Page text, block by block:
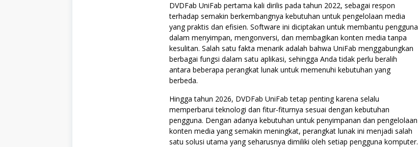
DVDFab UniFab pertama kali dirilis pada tahun 2022, sebagai respon
terhadap semakin berkembangnya kebutuhan untuk pengelolaan media
yang praktis dan efisien. Software ini diciptakan untuk membantu pengguna
dalam menyimpan, mengonversi, dan membagikan konten media tanpa
kesulitan. Salah satu fakta menarik adalah bahwa UniFab menggabungkan
berbagai fungsi dalam satu aplikasi, sehingga Anda tidak perlu beralih
antara beberapa perangkat lunak untuk memenuhi kebutuhan yang
berbeda.
Hingga tahun 2026, DVDFab UniFab tetap penting karena selalu
memperbarui teknologi dan fitur-fiturnya sesuai dengan kebutuhan
pengguna. Dengan adanya kebutuhan untuk penyimpanan dan pengelolaan
konten media yang semakin meningkat, perangkat lunak ini menjadi salah
satu solusi utama yang seharusnya dimiliki oleh setiap pengguna komputer.